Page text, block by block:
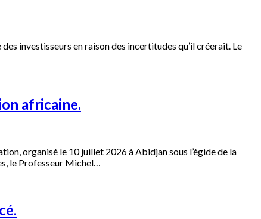
investisseurs en raison des incertitudes qu’il créerait. Le
africaine.
organisé le 10 juillet 2026 à Abidjan sous l’égide de la
le Professeur Michel…